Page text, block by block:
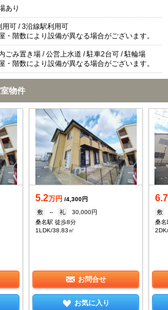
あり
用可 / 3沿線駅利用可
・階数により設備が異なる場合がございます。
ごみ置き場 / 公営上水道 / 駐車2台可 / 駐輪場
・階数により設備が異なる場合がございます。
物件
5.2万円 /4,300円
敷
-- 礼
30,000円
桑名駅 徒歩8分
1LDK/38.83㎡
お問合せ
お気に入り
6.7
敷
桑名